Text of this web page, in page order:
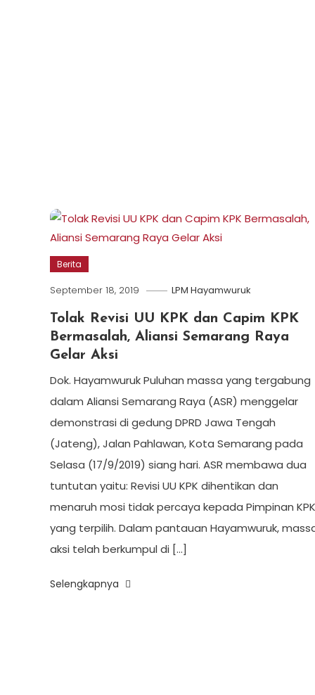
Berita
September 18, 2019 LPM Hayamwuruk
Tolak Revisi UU KPK dan Capim KPK
Bermasalah, Aliansi Semarang Raya
Gelar Aksi
Dok. Hayamwuruk Puluhan massa yang tergabung
dalam Aliansi Semarang Raya (ASR) menggelar
demonstrasi di gedung DPRD Jawa Tengah
(Jateng), Jalan Pahlawan, Kota Semarang pada
Selasa (17/9/2019) siang hari. ASR membawa dua
tuntutan yaitu: Revisi UU KPK dihentikan dan
menaruh mosi tidak percaya kepada Pimpinan
yang terpilih. Dalam pantauan Hayamwuruk,
aksi telah berkumpul di […]
Selengkapnya